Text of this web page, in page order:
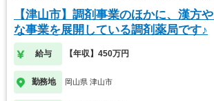
【津山市】調剤事業のほかに、漢方
な事業を展開している調剤薬局です♪
給与 【年収】450万円
勤務地 岡山県 津山市